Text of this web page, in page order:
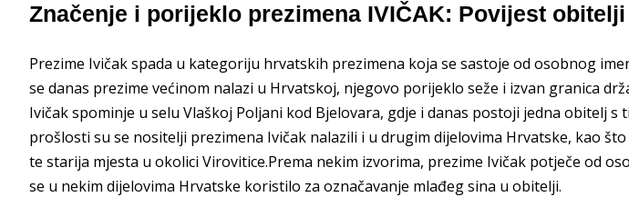
Značenje i porijeklo prezimena IVIČAK: Povijest
Prezime Ivičak spada u kategoriju hrvatskih prezimena koja se sastoje od osobnog
se danas prezime većinom nalazi u Hrvatskoj, njegovo porijeklo seže i izvan granica
Ivičak spominje u selu Vlaškoj Poljani kod Bjelovara, gdje i danas postoji jedna obitelj s
prošlosti su se nositelji prezimena Ivičak nalazili i u drugim dijelovima Hrvatske, kao
te starija mjesta u okolici Virovitice.Prema nekim izvorima, prezime Ivičak potječe od
se u nekim dijelovima Hrvatske koristilo za označavanje mlađeg sina u obitelji.